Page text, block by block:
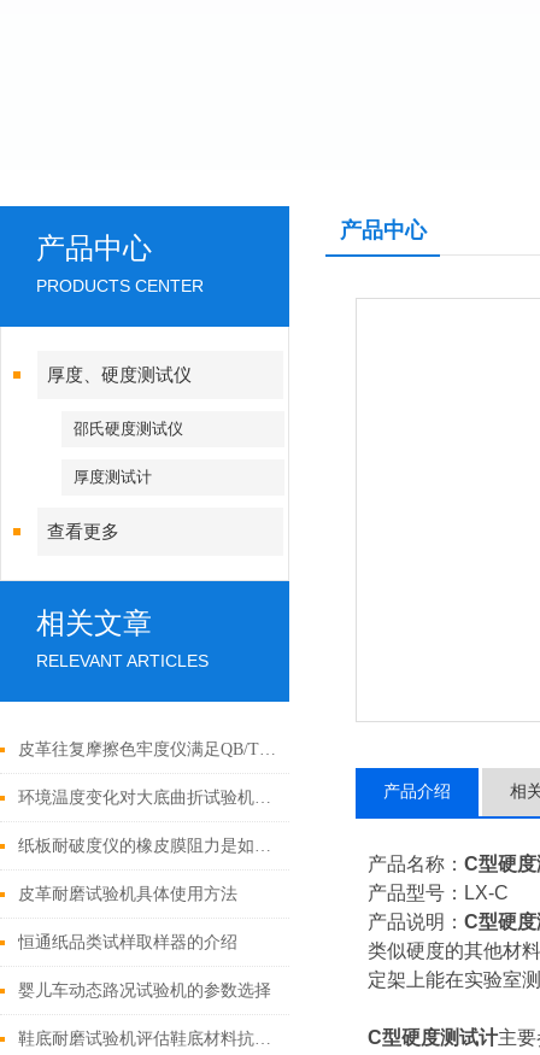
产品中心
PRODUCTS CENTER
厚度、硬度测试仪
邵氏硬度测试仪
厚度测试计
查看更多
相关文章
RELEVANT ARTICLES
皮革往复摩擦色牢度仪满足QB/T2537测试法规
环境温度变化对大底曲折试验机性能的影响
纸板耐破度仪的橡皮膜阻力是如何校正的?
皮革耐磨试验机具体使用方法
恒通纸品类试样取样器的介绍
婴儿车动态路况试验机的参数选择
鞋底耐磨试验机评估鞋底材料抗磨损性能
产品中心
产品介绍 相
产品名称： C型硬
产品型号：LX-C
产品说明： C型硬
类似硬度的其他材
定架上能在实验室
C型硬度测试计主要